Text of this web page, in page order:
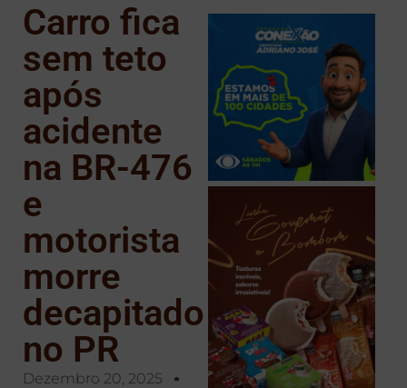
Carro fica
sem teto
após
acidente
na BR-476
e
motorista
morre
decapitado
no PR
Dezembro 20, 2025